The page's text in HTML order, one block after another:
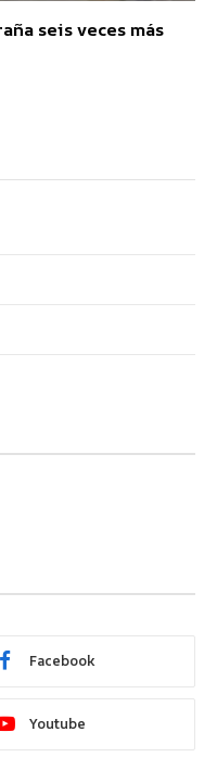
seis veces más
Facebook
Youtube